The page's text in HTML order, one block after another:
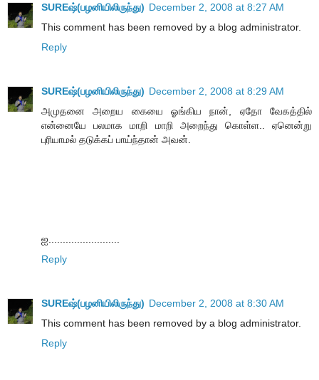
SUREஷ்(பழனியிலிருந்து) December 2, 2008 at 8:27 AM
This comment has been removed by a blog administrator.
Reply
SUREஷ்(பழனியிலிருந்து) December 2, 2008 at 8:29 AM
அமுதனை அறைய கையை ஓங்கிய நான், ஏதோ வேகத்தில்
என்னையே பலமாக மாறி மாறி அறைந்து கொள்ள.. ஏனென்று
புரியாமல் தடுக்கப் பாய்ந்தான் அவன்.
ஐ.........................
Reply
SUREஷ்(பழனியிலிருந்து) December 2, 2008 at 8:30 AM
This comment has been removed by a blog administrator.
Reply